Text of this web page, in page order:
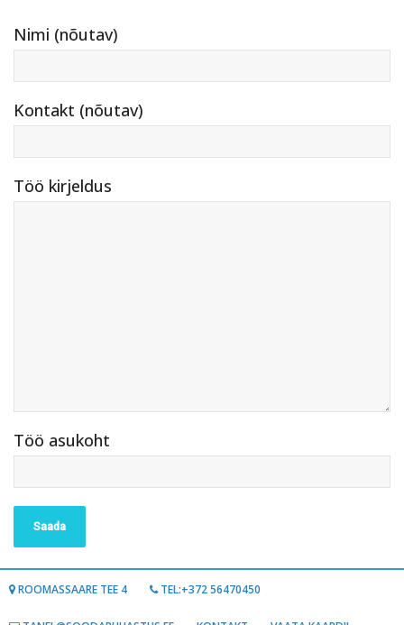
Nimi (nõutav)
Kontakt (nõutav)
Töö kirjeldus
Töö asukoht
ROOMASSAARE TEE 4 TEL:+372 56470450